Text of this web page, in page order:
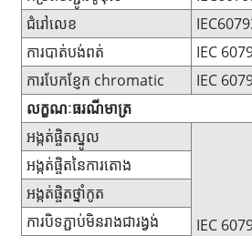
ជំរៅលេខ
ការបាត់បង់ពត់
IEC
ការបែកខ្ញែក chromatic
IEC
លក្ខណៈធរណីមាត្រ
អង្កត់ផ្ចិតស្នូល
IEC
អង្កត់ផ្ចិតនៃការតោង
អង្កត់ផ្ចិតថ្នាំកូត
ការបិទភ្ជាប់មិនរាងជារង្វង់